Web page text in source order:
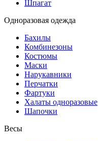
Шпагат
Одноразовая одежда
Бахилы
Комбинезоны
Костюмы
Маски
Нарукавники
Перчатки
Фартуки
Халаты одноразовые
Шапочки
Весы